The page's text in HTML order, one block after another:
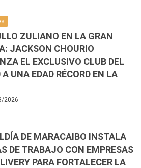
ZULIANO EN LA GRAN
JACKSON CHOURIO
EL EXCLUSIVO CLUB DEL
UNA EDAD RÉCORD EN LA
2026
DE MARACAIBO INSTALA
DE TRABAJO CON EMPRESAS
PARA FORTALECER LA